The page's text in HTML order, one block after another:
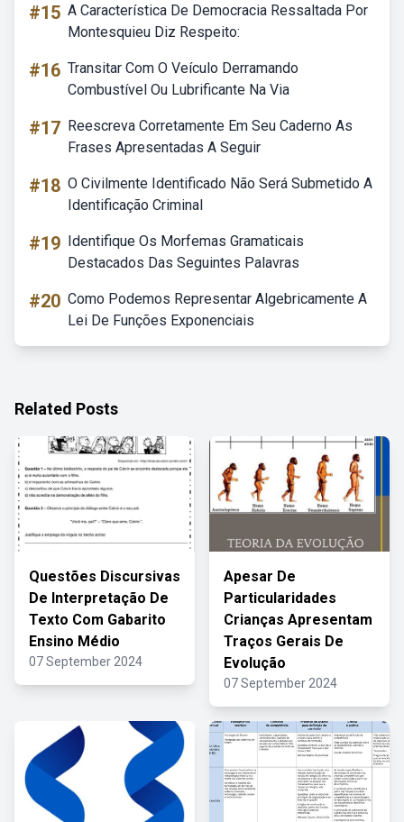
#15 A Característica De Democracia Ressaltada Por
Montesquieu Diz Respeito:
#16 Transitar Com O Veículo Derramando
Combustível Ou Lubrificante Na Via
#17 Reescreva Corretamente Em Seu Caderno As
Frases Apresentadas A Seguir
#18 O Civilmente Identificado Não Será Submetido A
Identificação Criminal
#19 Identifique Os Morfemas Gramaticais
Destacados Das Seguintes Palavras
#20 Como Podemos Representar Algebricamente A
Lei De Funções Exponenciais
Related Posts
Questões Discursivas
De Interpretação De
Texto Com Gabarito
Ensino Médio
07 September 2024
Apesar De
Particularidades
Crianças Apresentam
Traços Gerais De
Evolução
07 September 2024